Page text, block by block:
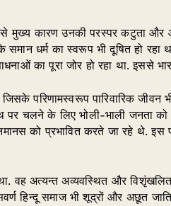
कारण उनकी परस्पर कटुता और
धर्म का स्वरूप भी दूषित हो
का पूरा जोर हो रहा था. इससे
परिणामस्वरूप पारिवारिक
चलने के लिए भोली-भाली जनता को
को प्रभावित करते जा रहे थे. इस
वह अत्यन्त अव्यवस्थित और
हिन्दू समाज भी शूद्रों और अछूत